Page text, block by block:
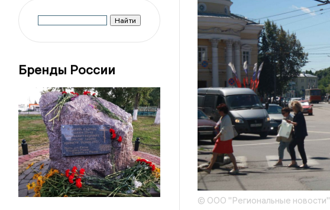
Бренды России
© ООО "Региональные новости"